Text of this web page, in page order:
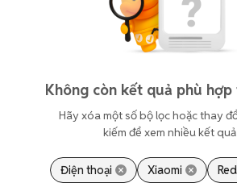
Không còn kết quả phù
Hãy xóa một số bộ lọc hoặc thay
kiếm để xem nhiều kết
Điện thoại Xiaomi